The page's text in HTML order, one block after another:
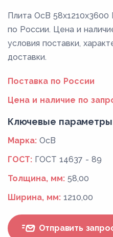
Плита ОсВ
по России. Цена и
условия поставки,
доставки.
Поставка по России
Цена и наличие по
Ключевые
Марка: ОсВ
ГОСТ: ГОСТ 14637 - 89
Толщина, мм: 58,00
Ширина, мм: 1210,00
Отправить